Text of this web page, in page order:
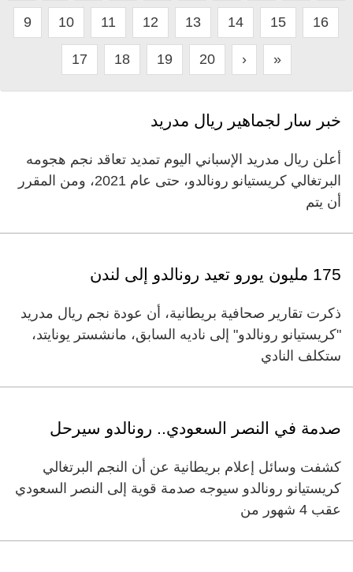
9 10 11 12 13 14 15 16
17 18 19 20 › »
خبر سار لجماهير ريال مدريد
أعلن ريال مدريد الإسباني اليوم تمديد تعاقد نجم هجومه
البرتغالي كريستيانو رونالدو، حتى عام 2021، ومن المقرر
أن يتم
175 مليون يورو تعيد رونالدو إلى لندن
ذكرت تقارير صحافية بريطانية، أن عودة نجم ريال مدريد
"كريستيانو رونالدو" إلى ناديه السابق، مانشستر يونايتد،
ستكلف النادي
صدمة في النصر السعودي.. رونالدو سيرحل
كشفت وسائل إعلام بريطانية عن أن النجم البرتغالي
كريستيانو رونالدو سيوجه صدمة قوية إلى النصر السعودي
عقب 4 شهور من